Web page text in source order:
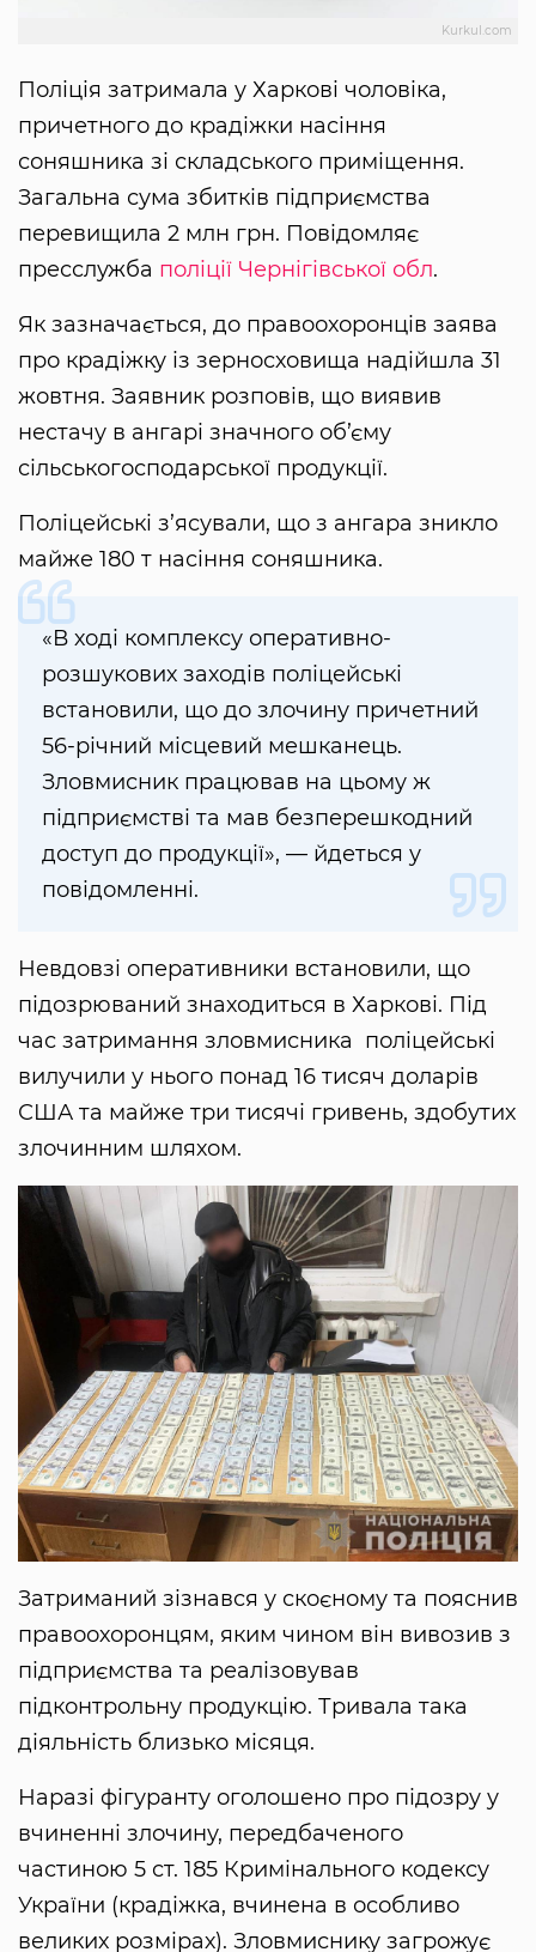
Kurkul.com
Поліція затримала у Харкові чоловіка,
причетного до крадіжки насіння
соняшника зі складського приміщення.
Загальна сума збитків підприємства
перевищила 2 млн грн. Повідомляє
пресслужба поліції Чернігівської обл.
Як зазначається, до правоохоронців заява
про крадіжку із зерносховища надійшла 31
жовтня. Заявник розповів, що виявив
нестачу в ангарі значного об’єму
сільськогосподарської продукції.
Поліцейські з’ясували, що з ангара зникло
майже 180 т насіння соняшника.
«В ході комплексу оперативно-
розшукових заходів поліцейські
встановили, що до злочину причетний
56-річний місцевий мешканець.
Зловмисник працював на цьому ж
підприємстві та мав безперешкодний
доступ до продукції», — йдеться у
повідомленні.
Невдовзі оперативники встановили, що
підозрюваний знаходиться в Харкові. Під
час затримання зловмисника поліцейські
вилучили у нього понад 16 тисяч доларів
США та майже три тисячі гривень, здобутих
злочинним шляхом.
Затриманий зізнався у скоєному та пояснив
правоохоронцям, яким чином він вивозив з
підприємства та реалізовував
підконтрольну продукцію. Тривала така
діяльність близько місяця.
Наразі фігуранту оголошено про підозру у
вчиненні злочину, передбаченого
частиною 5 ст. 185 Кримінального кодексу
України (крадіжка, вчинена в особливо
великих розмірах). Зловмиснику загрожує